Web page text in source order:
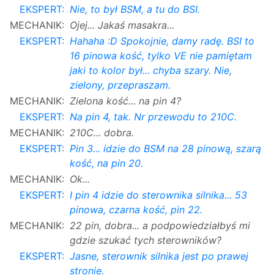
EKSPERT: Nie, to był BSM, a tu do BSI.
MECHANIK: Ojej... Jakaś masakra...
EKSPERT: Hahaha :D Spokojnie, damy radę. BSI to
16 pinowa kość, tylko VE nie pamiętam
jaki to kolor był... chyba szary. Nie,
zielony, przepraszam.
MECHANIK: Zielona kość... na pin 4?
EKSPERT: Na pin 4, tak. Nr przewodu to 210C.
MECHANIK: 210C... dobra.
EKSPERT: Pin 3... idzie do BSM na 28 pinową, szarą
kość, na pin 20.
MECHANIK: Ok...
EKSPERT: I pin 4 idzie do sterownika silnika... 53
pinowa, czarna kość, pin 22.
MECHANIK: 22 pin, dobra... a podpowiedziałbyś mi
gdzie szukać tych sterowników?
EKSPERT: Jasne, sterownik silnika jest po prawej
stronie.